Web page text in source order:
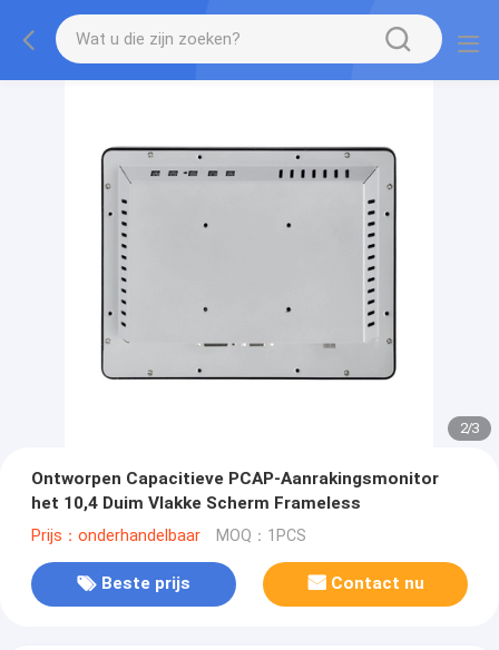
2/3
Ontworpen Capacitieve PCAP-Aanrakingsmonitor
het 10,4 Duim Vlakke Scherm Frameless
Prijs：onderhandelbaar MOQ：1PCS
Beste prijs Contact nu